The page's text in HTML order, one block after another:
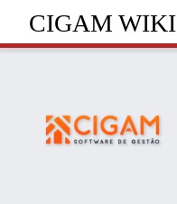
CIGAM WIKI